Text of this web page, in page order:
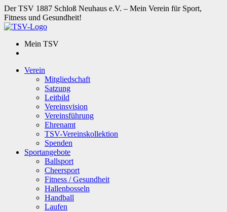
Der TSV 1887 Schloß Neuhaus e.V. – Mein Verein für Sport,
Fitness und Gesundheit!
Mein TSV
Verein
Mitgliedschaft
Satzung
Leitbild
Vereinsvision
Vereinsführung
Ehrenamt
TSV-Vereinskollektion
Spenden
Sportangebote
Ballsport
Cheersport
Fitness / Gesundheit
Hallenbosseln
Handball
Laufen